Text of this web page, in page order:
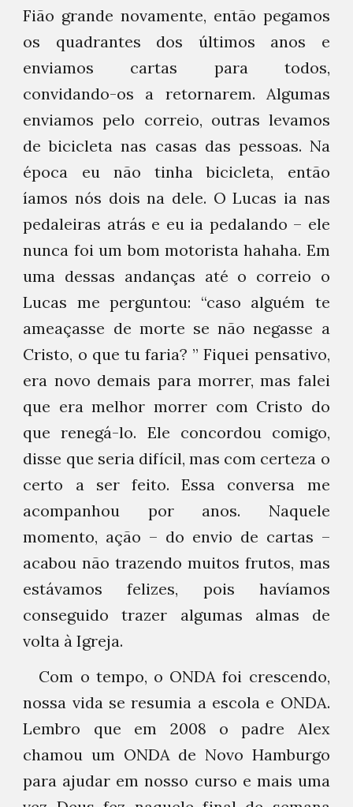
Fião grande novamente, então pegamos
os quadrantes dos últimos anos e
enviamos cartas para todos,
convidando-os a retornarem. Algumas
enviamos pelo correio, outras levamos
de bicicleta nas casas das pessoas. Na
época eu não tinha bicicleta, então
íamos nós dois na dele. O Lucas ia nas
pedaleiras atrás e eu ia pedalando – ele
nunca foi um bom motorista hahaha. Em
uma dessas andanças até o correio o
Lucas me perguntou: “caso alguém te
ameaçasse de morte se não negasse a
Cristo, o que tu faria? ” Fiquei pensativo,
era novo demais para morrer, mas falei
que era melhor morrer com Cristo do
que renegá-lo. Ele concordou comigo,
disse que seria difícil, mas com certeza o
certo a ser feito. Essa conversa me
acompanhou por anos. Naquele
momento, ação – do envio de cartas –
acabou não trazendo muitos frutos, mas
estávamos felizes, pois havíamos
conseguido trazer algumas almas de
volta à Igreja.
Com o tempo, o ONDA foi crescendo,
nossa vida se resumia a escola e ONDA.
Lembro que em 2008 o padre Alex
chamou um ONDA de Novo Hamburgo
para ajudar em nosso curso e mais uma